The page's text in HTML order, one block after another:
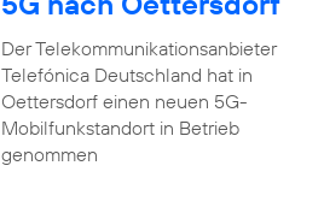
Der Telekommunikationsanbieter
Telefónica Deutschland hat in
Oettersdorf einen neuen 5G-
Mobilfunkstandort in Betrieb
genommen